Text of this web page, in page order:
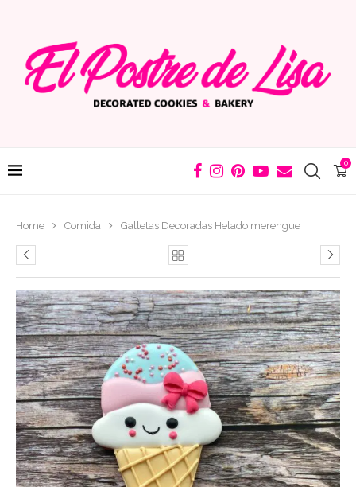
0
Home Comida Galletas Decoradas Helado merengue